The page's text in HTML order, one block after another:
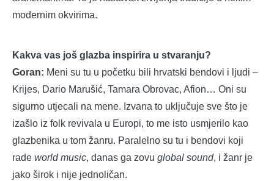
modernim okvirima.
Kakva vas još glazba inspirira u stvaranju?
Goran: Meni su tu u početku bili hrvatski bendovi i ljudi –
Krijes, Dario Marušić, Tamara Obrovac, Afion… Oni su
sigurno utjecali na mene. Izvana to uključuje sve što je
izašlo iz folk revivala u Europi, to me isto usmjerilo kao
glazbenika u tom žanru. Paralelno su tu i bendovi koji
rade world music, danas ga zovu global sound, i žanr je
jako širok i nije jednoličan.